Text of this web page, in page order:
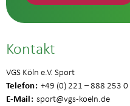
Kontakt
VGS Köln e.V. Sport
Telefon +49 (0) 221 – 888 253 0
E-Mail sport@vgs-koeln.de